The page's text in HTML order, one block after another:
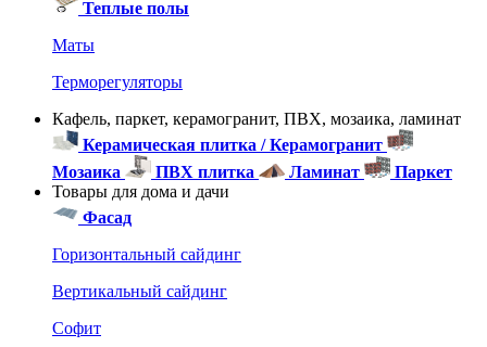
Теплые полы
Маты
Терморегуляторы
Кафель, паркет, керамогранит, ПВХ, мозаика, ламинат
Керамическая плитка / Керамогранит
Мозаика
ПВХ плитка Ламинат
Паркет
Товары для дома и дачи
Фасад
Горизонтальный сайдинг
Вертикальный сайдинг
Софит